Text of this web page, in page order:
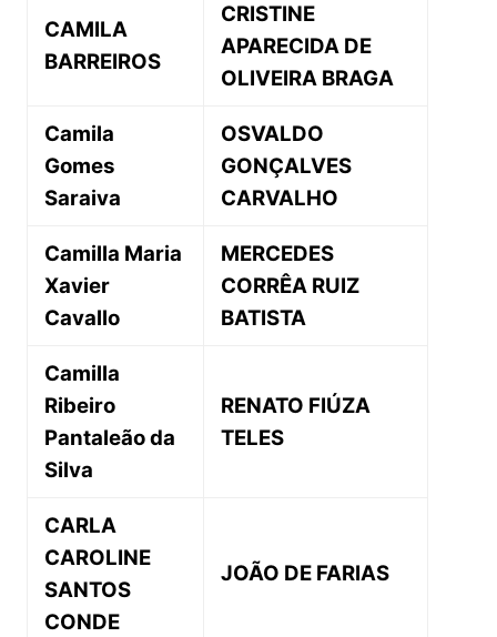
CAMILA
BARREIROS
CRISTINE
APARECIDA DE
OLIVEIRA BRAGA
Camila
Gomes
Saraiva
OSVALDO
GONÇALVES
CARVALHO
Camilla Maria
Xavier
Cavallo
MERCEDES
CORRÊA RUIZ
BATISTA
Camilla
Ribeiro
Pantaleão da
Silva
RENATO FIÚZA
TELES
CARLA
CAROLINE
SANTOS
CONDE
JOÃO DE FARIAS